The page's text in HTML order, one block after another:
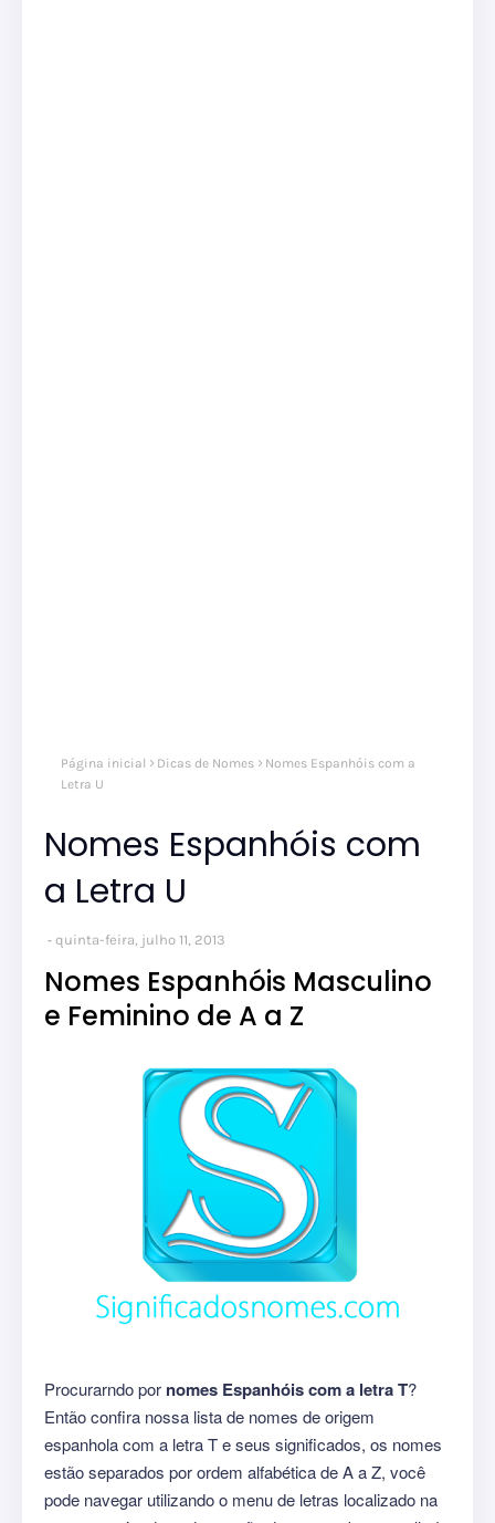
Página inicial Dicas de Nomes
Nomes Espanhóis com a
Letra U
Nomes Espanhóis com
a Letra U
quinta-feira, julho 11, 2013
Nomes Espanhóis Masculino
e Feminino de A a Z
Procurarndo por nomes Espanhóis com a letra T?
Então confira nossa lista de nomes de origem
espanhola com a letra T e seus significados, os nomes
estão separados por ordem alfabética de A a Z, você
pode navegar utilizando o menu de letras localizado na